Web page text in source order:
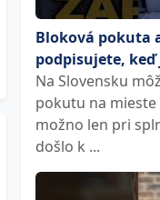
Bloková pokuta
podpisujete,
Na Slovensku
pokutu na mieste
možno len pri
došlo k ...